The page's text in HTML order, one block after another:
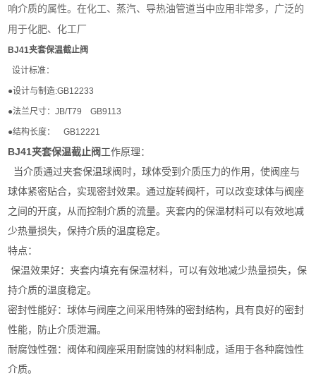
响介质的属性。在化工、蒸汽、导热油管道当中应用非常多，广泛的
用于化肥、化工厂
BJ41夹套保温截止阀
设计标准：
●设计与制造:GB12233
●法兰尺寸：JB/T79 GB9113
●结构长度： GB12221
BJ41夹套保温截止阀工作原理：
当介质通过夹套保温球阀时，球体受到介质压力的作用，使阀座与
球体紧密贴合，实现密封效果。通过旋转阀杆，可以改变球体与阀座
之间的开度，从而控制介质的流量。夹套内的保温材料可以有效地减
少热量损失，保持介质的温度稳定。
特点：
保温效果好：夹套内填充有保温材料，可以有效地减少热量损失，保
持介质的温度稳定。
密封性能好：球体与阀座之间采用特殊的密封结构，具有良好的密封
性能，防止介质泄漏。
耐腐蚀性强：阀体和阀座采用耐腐蚀的材料制成，适用于各种腐蚀性
介质。